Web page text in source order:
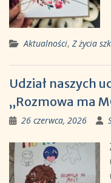
Aktualności, Z życia
Udział naszych
„Rozmowa ma
26 czerwca, 2026